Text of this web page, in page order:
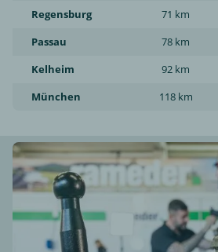
Regensburg 71 km
Passau
78 km
Kelheim
92 km
München
118 km